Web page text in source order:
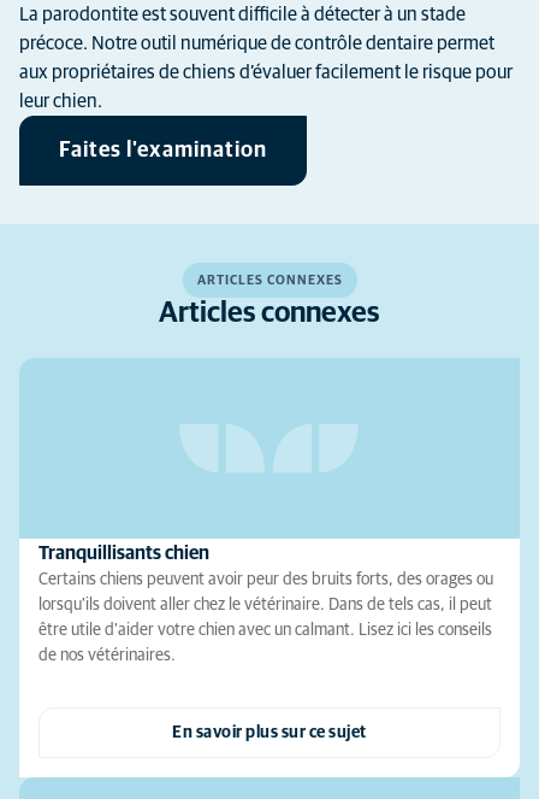
La parodontite est souvent difficile à détecter à un stade
précoce. Notre outil numérique de contrôle dentaire permet
aux propriétaires de chiens d’évaluer facilement le risque pour
leur chien.
Faites l'examination
ARTICLES CONNEXES
Articles connexes
Tranquillisants chien
Certains chiens peuvent avoir peur des bruits forts, des orages ou
lorsqu'ils doivent aller chez le vétérinaire. Dans de tels cas, il peut
être utile d'aider votre chien avec un calmant. Lisez ici les conseils
de nos vétérinaires.
En savoir plus sur ce sujet